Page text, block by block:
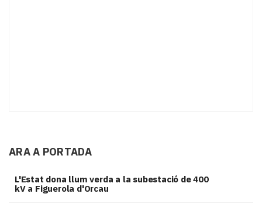
ARA A PORTADA
L'Estat dona llum verda a la subestació de 400
kV a Figuerola d'Orcau